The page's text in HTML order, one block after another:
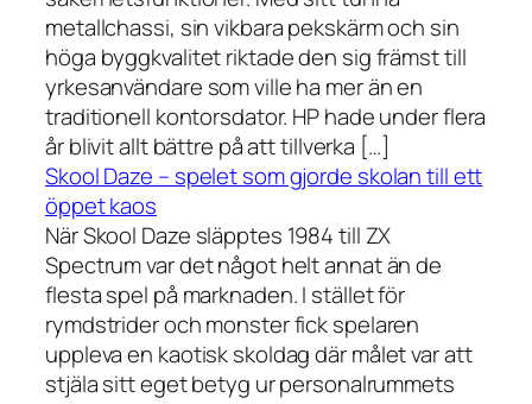
metallchassi, sin vikbara pekskärm och sin
höga byggkvalitet riktade den sig främst till
yrkesanvändare som ville ha mer än en
traditionell kontorsdator. HP hade under flera
år blivit allt bättre på att tillverka […]
Skool Daze – spelet som gjorde skolan till ett
öppet kaos
När Skool Daze släpptes 1984 till ZX
Spectrum var det något helt annat än de
flesta spel på marknaden. I stället för
rymdstrider och monster fick spelaren
uppleva en kaotisk skoldag där målet var att
stjäla sitt eget betyg ur personalrummets